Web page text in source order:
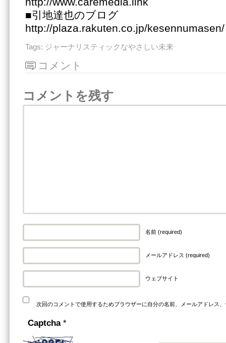
■引地達也のブログ
http://plaza.rakuten.co.jp/kesennumasen/
Tags: ジャーナリスティックなやさしい未来
コメント
コメントを残す
名前 (required)
メールアドレス (required)
ウェブサイト
次回のコメントで使用するためブラウザーに自分の名前、メールアドレス
Captcha *